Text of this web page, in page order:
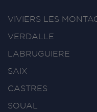
VIVIERS LES
VERDALLE
LABRUGUIERE
SAIX
CASTRES
SOUAL